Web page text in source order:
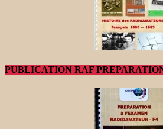
PUBLICATION RAF